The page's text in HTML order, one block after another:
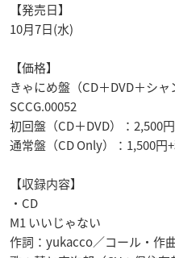
【発売日】
10月7日(水)
【価格】
きゃにめ盤（CD＋DVD＋シ
SCCG.00052
初回盤（CD＋DVD）：2,500
通常盤（CD Only）：1,500円
【収録内容】
・CD
M1 いいじゃない
作詞：yukacco／コール・作